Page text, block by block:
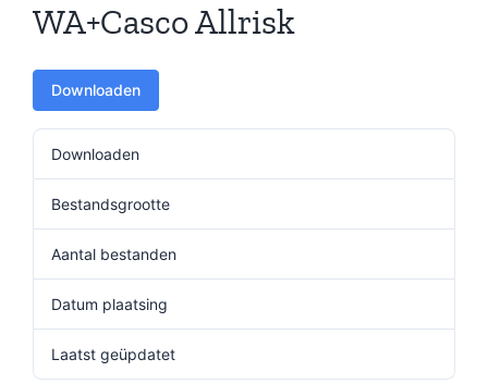
WA+Casco Allrisk
Downloaden
Downloaden
Bestandsgrootte
Aantal bestanden
Datum plaatsing
Laatst geüpdatet